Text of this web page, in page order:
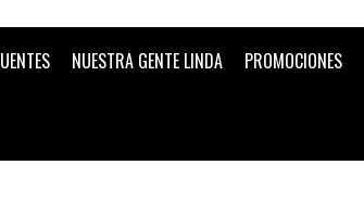
NUESTRA GENTE LINDA PROMOCIONES